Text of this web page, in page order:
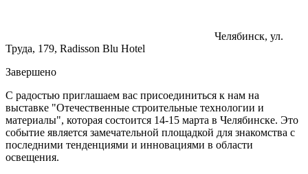
Челябинск, ул.
Труда, 179, Radisson Blu Hotel
Завершено
С радостью приглашаем вас присоединиться к нам на
выставке "Отечественные строительные технологии и
материалы", которая состоится 14-15 марта в Челябинске. Это
событие является замечательной площадкой для знакомства с
последними тенденциями и инновациями в области
освещения.